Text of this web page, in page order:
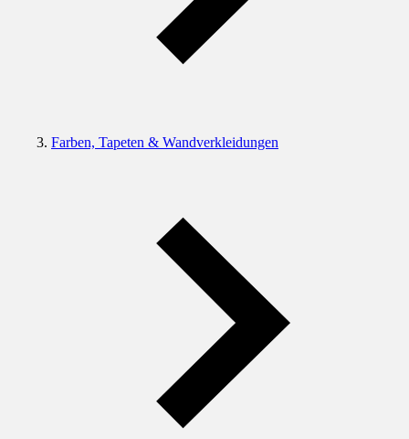
Farben, Tapeten & Wandverkleidungen